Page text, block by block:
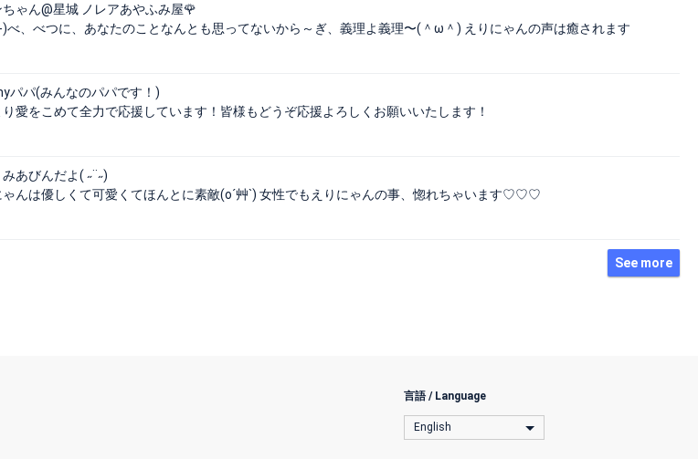
ちゃん@星城 ノレアあやふみ屋🌹
)べ、べつに、あなたのことなんとも思ってないから～ぎ、義理よ義理〜(＾ω＾) えりにゃんの声は癒されます
パパ(みんなのパパです！)
愛をこめて全力で応援しています！皆様もどうぞ応援よろしくお願いいたします！
あびんだよ( ˶˙˙˶)
ゃんは優しくて可愛くてほんとに素敵(o´艸`) 女性でもえりにゃんの事、惚れちゃいます♡♡♡
See more
言語 / Language
English